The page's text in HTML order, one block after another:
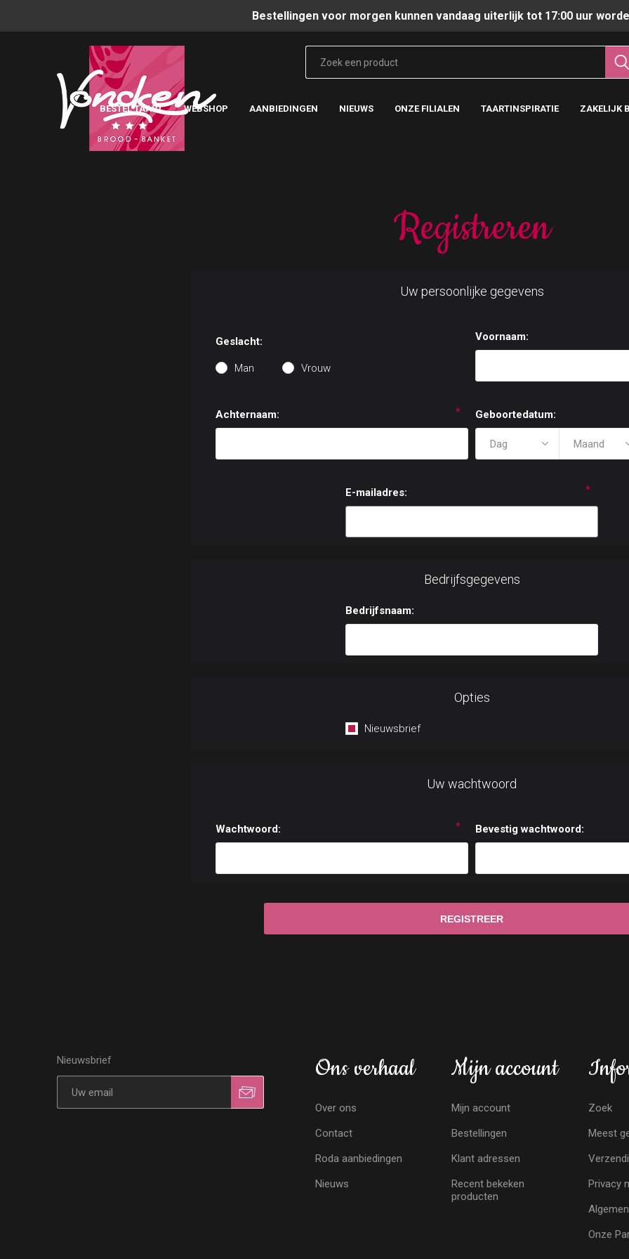
Bestellingen voor morgen kunnen vandaag uiterlijk tot 17:00 uur
BESTEL TAART WEBSHOP AANBIEDINGEN NIEUWS ONZE FILIALEN TAARTINSPIRATIE ZAKELIJK
Registreren
Uw persoonlijke gegevens
Geslacht:
Man Vrouw
Voornaam:
Achternaam: * Geboortedatum:
E-mailadres: *
Bedrijfsgegevens
Bedrijfsnaam:
Opties
Nieuwsbrief
Uw wachtwoord
Wachtwoord: * Bevestig wachtwoord:
Nieuwsbrief Ons verhaal
Over ons
Contact
Roda aanbiedingen
Nieuws
Mijn account
Mijn account
Bestellingen
Klant adressen
Recent bekeken
producten
Zoek
Meest
Privacy
Onze